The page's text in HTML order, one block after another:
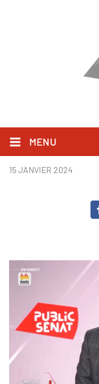
MENU
Sébastien
15 JANVIER 2024